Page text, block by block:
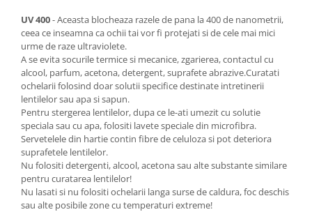
UV 400- Aceasta blocheaza razele de pana la 400 de nanometrii,
ceea ce inseamna ca ochii tai vor fi protejati si de cele mai mici
urme de raze ultraviolete.
A se evita socurile termice si mecanice, zgarierea, contactul cu
alcool, parfum, acetona, detergent, suprafete abrazive.Curatati
ochelarii folosind doar solutii specifice destinate intretinerii
lentilelor sau apa si sapun.
Pentru stergerea lentilelor, dupa ce le-ati umezit cu solutie
speciala sau cu apa, folositi lavete speciale din microfibra.
Servetelele din hartie contin fibre de celuloza si pot deteriora
suprafetele lentilelor.
Nu folositi detergenti, alcool, acetona sau alte substante similare
pentru curatarea lentilelor!
Nu lasati si nu folositi ochelarii langa surse de caldura, foc deschis
sau alte posibile zone cu temperaturi extreme!